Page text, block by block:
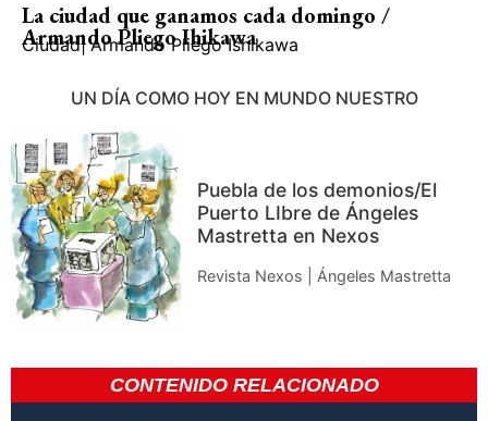
La ciudad que ganamos cada domingo /
Armando Pliego Ihikawa
Ciudad| Armando Pliego Ishikawa
UN DÍA COMO HOY EN MUNDO NUESTRO
Puebla de los demonios/El
Puerto LIbre de Ángeles
Mastretta en Nexos
Revista Nexos | Ángeles Mastretta
CONTENIDO RELACIONADO